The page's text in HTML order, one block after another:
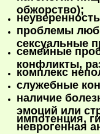
обжорство);
проблемы
сексуальные
семейные
конфликты,
комплекс
служебные
наличие
эмоций или
импотенция,
неврогенная